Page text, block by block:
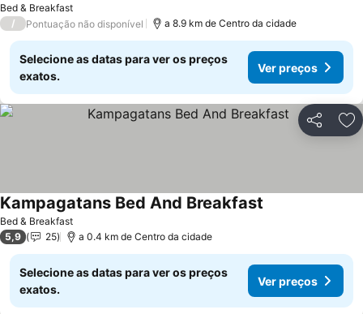
Bed & Breakfast
/ Pontuação não disponível a 8.9 km de Centro da cidade
Selecione as datas para ver os preços
exatos.
Ver preços
Partilhar
Bed & Breakfast
Kampagatans Bed And Breakfast
5,9 25 a 0.4 km de Centro da cidade
Selecione as datas para ver os preços
exatos.
Ver preços